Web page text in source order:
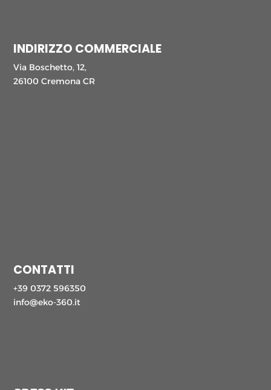
INDIRIZZO COMMERCIALE
Via Boschetto, 12,
26100 Cremona CR
CONTATTI
+39 0372 596350
info@eko-360.it